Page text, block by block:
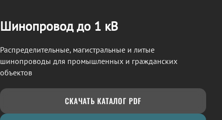
Шинопровод до 1 кВ
Распределительные, магистральные и литые
шинопроводы для промышленных и гражданских
объектов
СКАЧАТЬ КАТАЛОГ PDF